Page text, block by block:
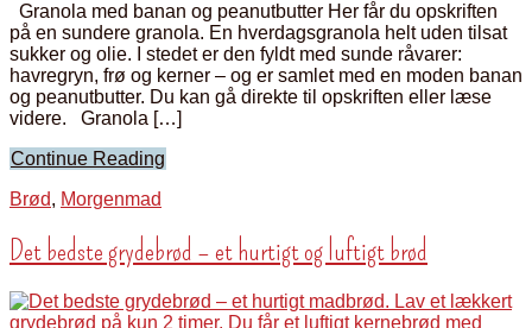
Granola med banan og peanutbutter Her får du opskriften
på en sundere granola. En hverdagsgranola helt uden tilsat
sukker og olie. I stedet er den fyldt med sunde råvarer:
havregryn, frø og kerner – og er samlet med en moden banan
og peanutbutter. Du kan gå direkte til opskriften eller læse
videre. Granola […]
Continue Reading
Brød, Morgenmad
Det bedste grydebrød – et hurtigt og luftigt brød